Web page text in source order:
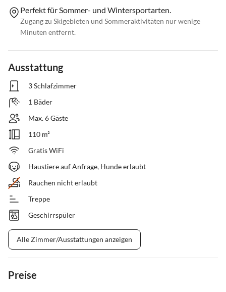
Perfekt für Sommer- und Wintersportarten.
Zugang zu Skigebieten und Sommeraktivitäten nur wenige
Minuten entfernt.
Ausstattung
3 Schlafzimmer
1 Bäder
Max. 6 Gäste
110 m²
Gratis WiFi
Haustiere auf Anfrage, Hunde erlaubt
Rauchen nicht erlaubt
Treppe
Geschirrspüler
Alle Zimmer/Ausstattungen anzeigen
Preise